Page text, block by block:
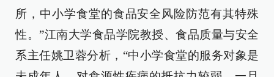
所，中小学食堂的食品安全风险防范有其特殊
性。”江南大学食品学院教授、食品质量与安全
系主任姚卫蓉分析，“中小学食堂的服务对象是